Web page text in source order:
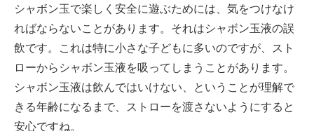
シャボン玉で楽しく安全に遊ぶためには、気をつけなけ
ればならないことがあります。それはシャボン玉液の誤
飲です。これは特に小さな子どもに多いのですが、スト
ローからシャボン玉液を吸ってしまうことがあります。
シャボン玉液は飲んではいけない、ということが理解で
きる年齢になるまで、ストローを渡さないようにすると
安心ですね。